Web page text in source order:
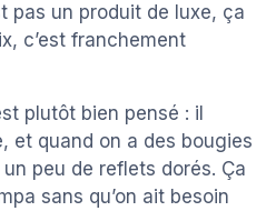
pas un produit de luxe, ça
c’est franchement
plutôt bien pensé : il
et quand on a des bougies
peu de reflets dorés. Ça
sans qu’on ait besoin